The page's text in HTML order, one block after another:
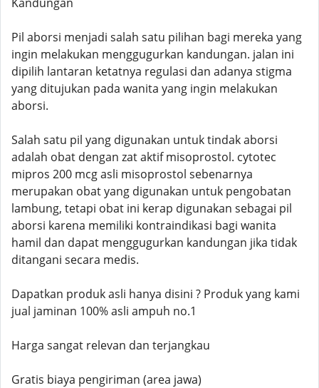
Pil aborsi menjadi salah satu pilihan bagi mereka yang
ingin melakukan menggugurkan kandungan. jalan ini
dipilih lantaran ketatnya regulasi dan adanya stigma
yang ditujukan pada wanita yang ingin melakukan
aborsi.
Salah satu pil yang digunakan untuk tindak aborsi
adalah obat dengan zat aktif misoprostol. cytotec
mipros 200 mcg asli misoprostol sebenarnya
merupakan obat yang digunakan untuk pengobatan
lambung, tetapi obat ini kerap digunakan sebagai pil
aborsi karena memiliki kontraindikasi bagi wanita
hamil dan dapat menggugurkan kandungan jika tidak
ditangani secara medis.
Dapatkan produk asli hanya disini ? Produk yang kami
jual jaminan 100% asli ampuh no.1
Harga sangat relevan dan terjangkau
Gratis biaya pengiriman (area jawa)